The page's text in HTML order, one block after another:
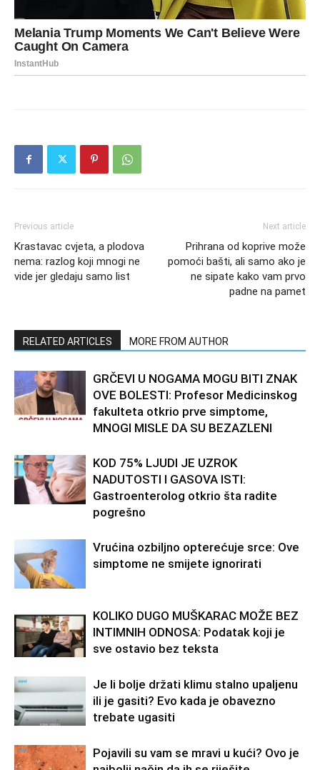
Previous article
Krastavac cvjeta, a plodova
nema: razlog koji mnogi ne
vide jer gledaju samo list
Next article
Prihrana od koprive može
pomoći bašti, ali samo ako je
ne sipate kako vam prvo
padne na pamet
RELATED ARTICLES MORE FROM AUTHOR
GRČEVI U NOGAMA MOGU BITI ZNAK
OVE BOLESTI: Profesor Medicinskog
fakulteta otkrio prve simptome,
MNOGI MISLE DA SU BEZAZLENI
KOD 75% LJUDI JE UZROK
NADUTOSTI I GASOVA ISTI:
Gastroenterolog otkrio šta radite
pogrešno
Vrućina ozbiljno opterećuje srce: Ove
simptome ne smijete ignorirati
KOLIKO DUGO MUŠKARAC MOŽE BEZ
INTIMNIH ODNOSA: Podatak koji je
sve ostavio bez teksta
Je li bolje držati klimu stalno upaljenu
ili je gasiti? Evo kada je obavezno
trebate ugasiti
Pojavili su vam se mravi u kući? Ovo je